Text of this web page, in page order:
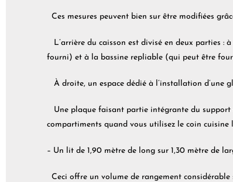
Ces mesures peuvent bien sur être modifiées
L’arrière du caisson est divisé en deux parties :
fourni) et à la bassine repliable (qui peut être
À droite, un espace dédié à l’installation d’une
Une plaque faisant partie intégrante du support
compartiments quand vous utilisez le coin cuisine
– Un lit de 1,90 mètre de long sur 1,30 mètre de
Ceci offre un volume de rangement